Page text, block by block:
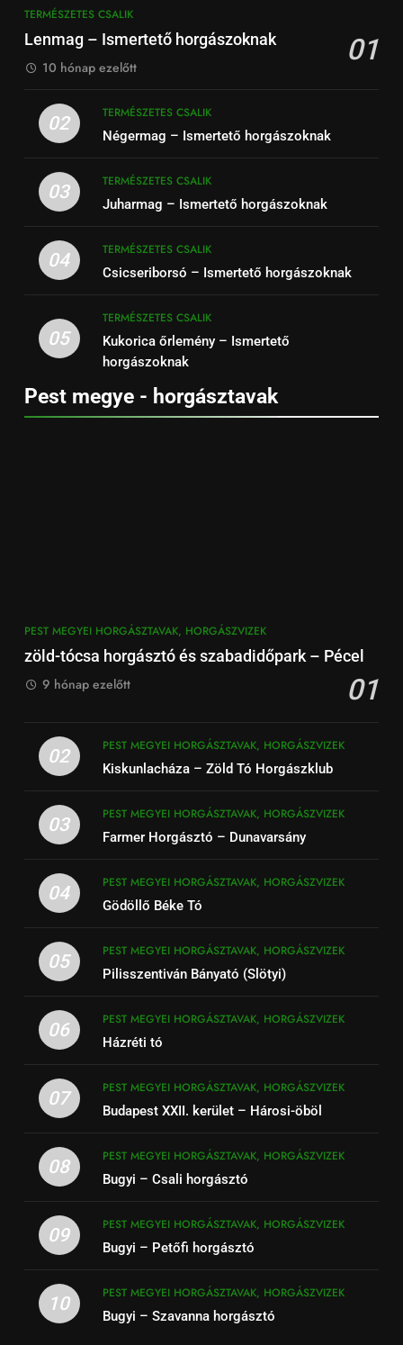
TERMÉSZETES CSALIK
Lenmag – Ismertető horgászoknak 01
10 hónap ezelőtt
02
TERMÉSZETES CSALIK
Négermag – Ismertető horgászoknak
03
TERMÉSZETES CSALIK
Juharmag – Ismertető horgászoknak
04
TERMÉSZETES CSALIK
Csicseriborsó – Ismertető horgászoknak
05
TERMÉSZETES CSALIK
Kukorica őrlemény – Ismertető
horgászoknak
Pest megye - horgásztavak
PEST MEGYEI HORGÁSZTAVAK, HORGÁSZVIZEK
zöld-tócsa horgásztó és szabadidőpark – Pécel
01
9 hónap ezelőtt
02
PEST MEGYEI HORGÁSZTAVAK, HORGÁSZVIZEK
Kiskunlacháza – Zöld Tó Horgászklub
03
PEST MEGYEI HORGÁSZTAVAK, HORGÁSZVIZEK
Farmer Horgásztó – Dunavarsány
04
PEST MEGYEI HORGÁSZTAVAK, HORGÁSZVIZEK
Gödöllő Béke Tó
05
PEST MEGYEI HORGÁSZTAVAK, HORGÁSZVIZEK
Pilisszentiván Bányató (Slötyi)
06
PEST MEGYEI HORGÁSZTAVAK, HORGÁSZVIZEK
Házréti tó
07
PEST MEGYEI HORGÁSZTAVAK, HORGÁSZVIZEK
Budapest XXII. kerület – Hárosi-öböl
08
PEST MEGYEI HORGÁSZTAVAK, HORGÁSZVIZEK
Bugyi – Csali horgásztó
09
PEST MEGYEI HORGÁSZTAVAK, HORGÁSZVIZEK
Bugyi – Petőfi horgásztó
10
PEST MEGYEI HORGÁSZTAVAK, HORGÁSZVIZEK
Bugyi – Szavanna horgásztó